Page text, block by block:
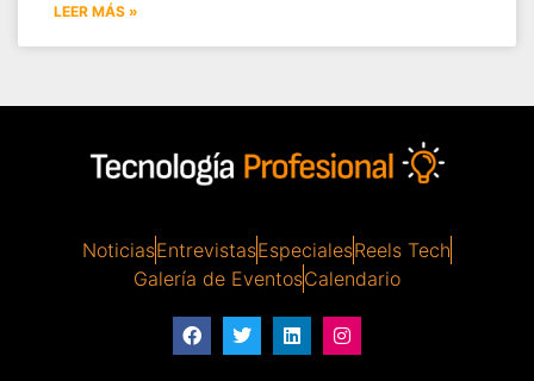
LEER MÁS »
NoticiasEntrevistasEspecialesReels Tech
Galería de EventosCalendario